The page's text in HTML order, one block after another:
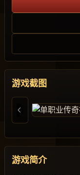
游戏截图
游戏简介